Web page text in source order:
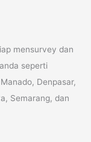
mensurvey dan
seperti
Denpasar,
Semarang, dan